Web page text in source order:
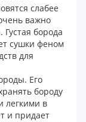
слабее
важно
борода
сушки феном
для
Его
бороду
легкими в
и придает